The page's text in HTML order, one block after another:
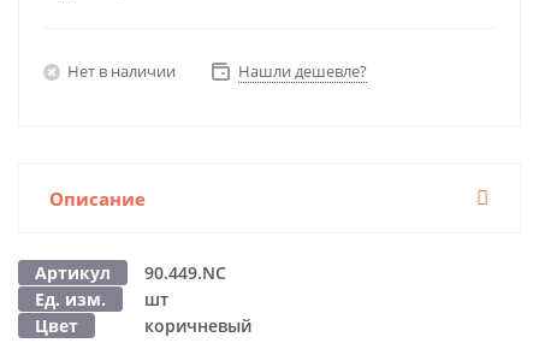
Нет в наличии Нашли дешевле?
Описание
Артикул
90.449.NC
Ед. изм.
шт
Цвет
коричневый